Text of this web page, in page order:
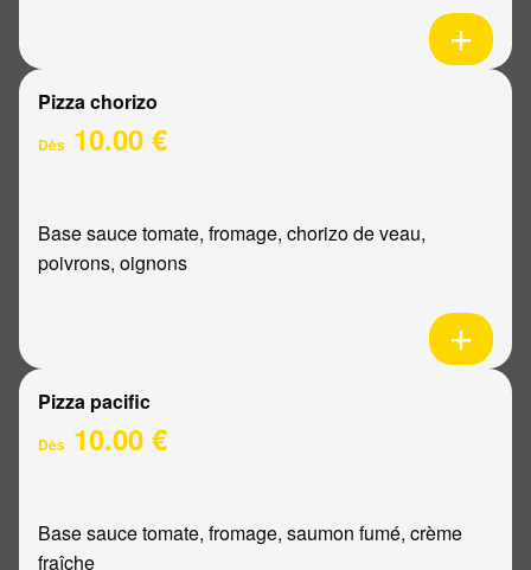
Pizza chorizo
Dès 10.00 €
Base sauce tomate, fromage, chorizo de veau,
poivrons, oignons
Pizza pacific
Dès 10.00 €
Base sauce tomate, fromage, saumon fumé, crème
fraîche